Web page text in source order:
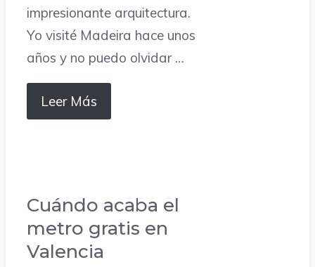
impresionante arquitectura.
Yo visité Madeira hace unos
años y no puedo olvidar …
Leer Más
Cuándo acaba el
metro gratis en
Valencia